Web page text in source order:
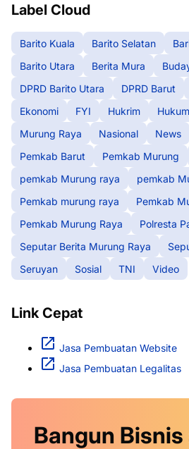
Label Cloud
Barito Kuala Barito Selatan
Barito Utara
Berita Mura
DPRD Barito Utara
DPRD Barut
Ekonomi
FYI Hukrim
Murung Raya
Nasional News
Pemkab Barut
Pemkab Murung
pemkab Murung raya
pemkab
Pemkab murung raya
Pemkab
Pemkab Murung Raya
Polresta
Seputar Berita Murung Raya
Seruyan
Sosial TNI Video
Link Cepat
Jasa Pembuatan Website
Jasa Pembuatan Legalitas
Bangun